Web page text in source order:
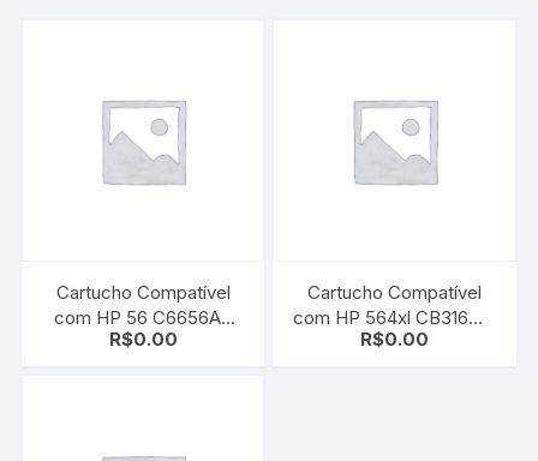
Cartucho Compatível
com HP 56 C6656AB
Black | Deskjet 450 /
R$0.00
Cartucho Compatível
com HP 564xl CB316WL
| CB684WN Black |
R$0.00